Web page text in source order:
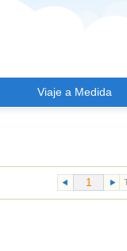
Viaje a Medida